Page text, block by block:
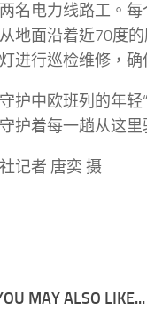
名电力线路工。
地面沿着近70度
进行巡检维修，
护中欧班列的年
护着每一趟从这
记者 唐奕 摄
MAY ALSO LIKE...